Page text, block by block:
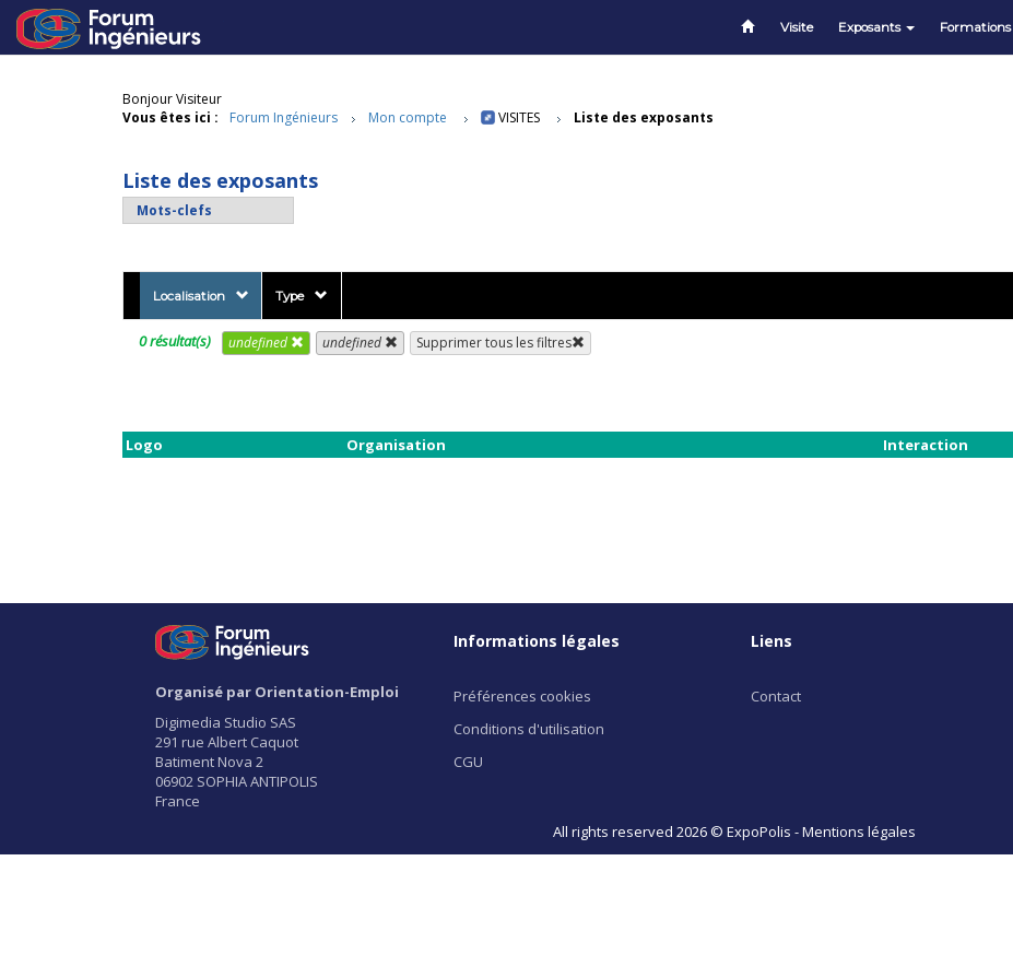
Visite Exposants Formations
Bonjour Visiteur
Vous êtes ici :
Forum Ingénieurs Mon compte VISITES Liste des exposants
Liste des exposants
Localisation Type
0 résultat(s) undefined undefined Supprimer tous les filtres
Logo Organisation Interaction
Organisé par Orientation-Emploi
Digimedia Studio SAS
291 rue Albert Caquot
Batiment Nova 2
06902 SOPHIA ANTIPOLIS
France
Informations légales
Préférences cookies
Conditions d'utilisation
CGU
Liens
Contact
All rights reserved 2026 © ExpoPolis -Mentions légales